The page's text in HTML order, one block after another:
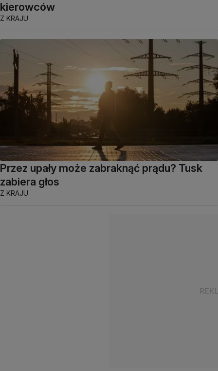
kierowców
Z KRAJU
Przez upały może zabraknąć prądu? Tusk
zabiera głos
Z KRAJU